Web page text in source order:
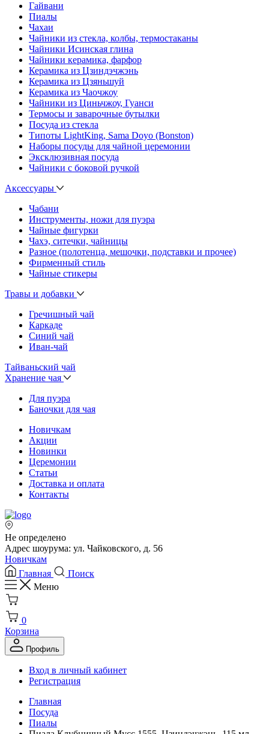
Гайвани
Пиалы
Чахаи
Чайники из стекла, колбы, термостаканы
Чайники Исинская глина
Чайники керамика, фарфор
Керамика из Цзиндэчжэнь
Керамика из Цзяньшуй
Керамика из Чаочжоу
Чайники из Циньчжоу, Гуанси
Термосы и заварочные бутылки
Посуда из стекла
Типоты LightKing, Sama Doyo (Bonston)
Наборы посуды для чайной церемонии
Эксклюзивная посуда
Чайники с боковой ручкой
Аксессуары
Чабани
Инструменты, ножи для пуэра
Чайные фигурки
Чахэ, ситечки, чайницы
Разное (полотенца, мешочки, подставки и прочее)
Фирменный стиль
Чайные стикеры
Травы и добавки
Гречишный чай
Каркаде
Синий чай
Иван-чай
Тайваньский чай
Хранение чая
Для пуэра
Баночки для чая
Новичкам
Акции
Новинки
Церемонии
Статьи
Доставка и оплата
Контакты
Не определено
Адрес шоурума: ул. Чайковского, д. 56
Новичкам
Главная
Поиск
Меню
0
Корзина
Профиль
Вход в личный кабинет
Регистрация
Главная
Посуда
Пиалы